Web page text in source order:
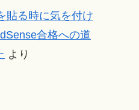
貼る時に気を付け
合格への道
より